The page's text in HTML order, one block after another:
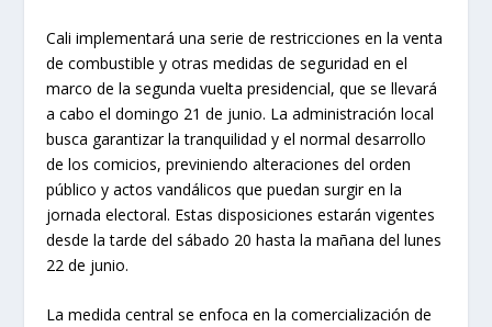
Cali implementará una serie de restricciones en la venta
de combustible y otras medidas de seguridad en el
marco de la segunda vuelta presidencial, que se llevará
a cabo el domingo 21 de junio. La administración local
busca garantizar la tranquilidad y el normal desarrollo
de los comicios, previniendo alteraciones del orden
público y actos vandálicos que puedan surgir en la
jornada electoral. Estas disposiciones estarán vigentes
desde la tarde del sábado 20 hasta la mañana del lunes
22 de junio.
La medida central se enfoca en la comercialización de